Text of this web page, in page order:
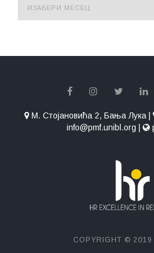
М. Стојановића 2, Бања Лука |
info@pmf.unibl.org |
COPYRIGHT ©